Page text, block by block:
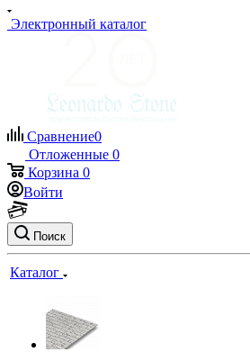
Электронный каталог
Сравнение0
Отложенные 0
Корзина 0
Войти
Поиск
Каталог